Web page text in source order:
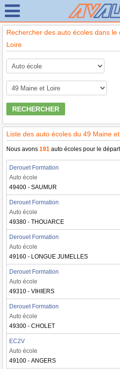
Rechercher des auto écoles dans
Loire
RECHERCHER
Liste des auto écoles du 49 Maine
Nous avons 191 auto écoles pour le
Derouet Formation
Auto école
49400 - SAUMUR
Derouet Formation
Auto école
49380 - THOUARCE
Derouet Formation
Auto école
49160 - LONGUE JUMELLES
Derouet Formation
Auto école
49310 - VIHIERS
Derouet Formation
Auto école
49300 - CHOLET
EC2V
Auto école
49100 - ANGERS